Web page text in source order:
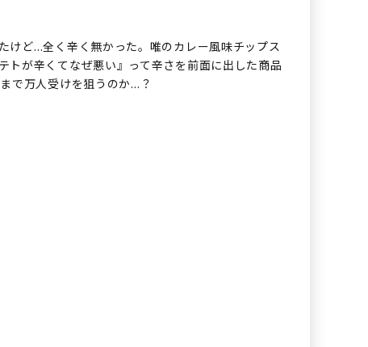
けど…全く辛く無かった。唯のカレー風味チップス
トが辛くてなぜ悪い』って辛さを前面に出した商品
で万人受けを狙うのか…？